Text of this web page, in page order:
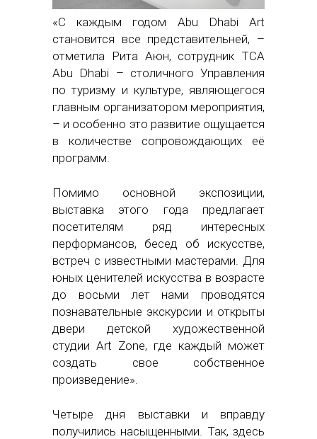
«С каждым годом Abu Dhabi Art
становится все представительней, –
отметила Рита Аюн, сотрудник TCA
Abu Dhabi – столичного Управления
по туризму и культуре, являющегося
главным организатором мероприятия,
– и особенно это развитие ощущается
в количестве сопровождающих её
программ.
Помимо основной экспозиции,
выставка этого года предлагает
посетителям ряд интересных
перформансов, бесед об искусстве,
встреч с известными мастерами. Для
юных ценителей искусства в возрасте
до восьми лет нами проводятся
познавательные экскурсии и открыты
двери детской художественной
студии Art Zone, где каждый может
создать свое собственное
произведение».
Четыре дня выставки и вправду
получились насыщенными. Так, здесь